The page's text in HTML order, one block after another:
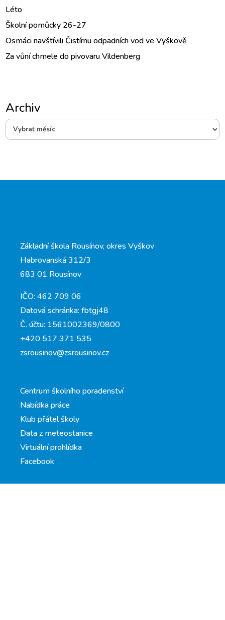
Léto
Školní pomůcky 26-27
Osmáci navštívili Čistírnu odpadních vod ve Vyškově
Za vůní chmele do pivovaru Vildenberg
ArchivArchiv
Základní škola Rousínov, okres Vyškov
Habrovanská 312/3
683 01 Rousínov
IČO: 462 709 06
Datová schránka: fbtgj48
Č. účtu: 1561002369/0800
+420 517 371 535
zsrousinov@zsrousinov.cz
Centrum školního poradenství
Nabídka práce
Klub přátel školy
Data z meteostanice
Virtuální prohlídka
Facebook